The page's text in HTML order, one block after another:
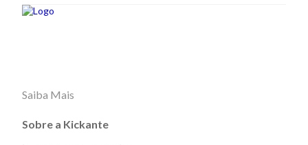
Saiba Mais
Sobre a Kickante